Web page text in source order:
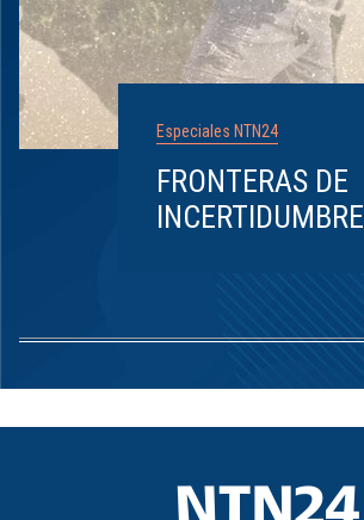
Especiales NTN24
FRONTERAS DE
INCERTIDUMBRE
1
8